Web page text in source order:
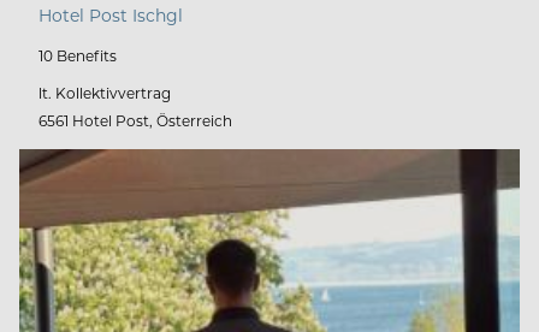
Hotel Post Ischgl
10 Benefits
lt. Kollektivvertrag
6561 Hotel Post, Österreich